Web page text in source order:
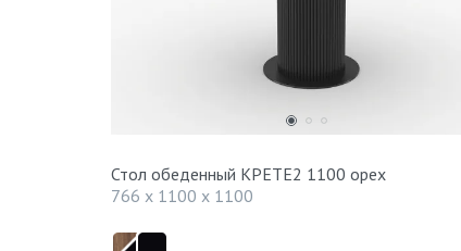
Стол обеденный КРЕТЕ2 1100 орех
766 x 1100 x 1100